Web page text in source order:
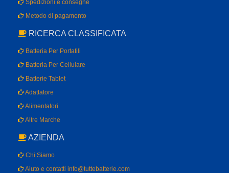
Spedizioni e consegne
Metodo di pagamento
RICERCA CLASSIFICATA
Batteria Per Portatili
Batteria Per Cellulare
Batterie Tablet
Adattatore
Alimentatori
Altre Marche
AZIENDA
Chi Siamo
Aiuto e contatti info@tuttebatterie.com